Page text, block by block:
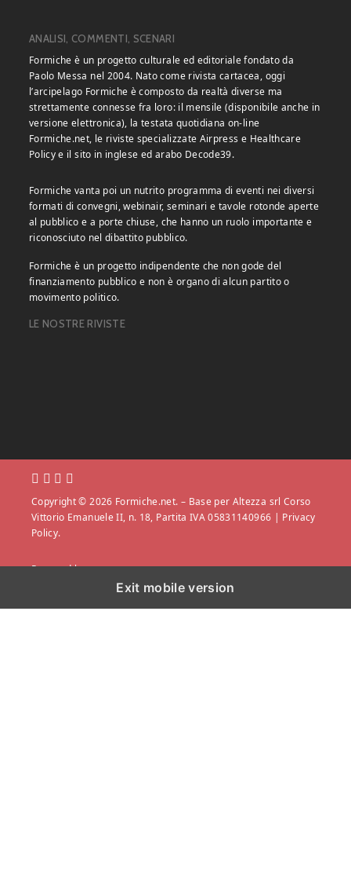
ANALISI, COMMENTI, SCENARI
Formiche è un progetto culturale ed editoriale fondato da
Paolo Messa nel 2004. Nato come rivista cartacea, oggi
l’arcipelago Formiche è composto da realtà diverse ma
strettamente connesse fra loro: il mensile (disponibile anche in
versione elettronica), la testata quotidiana on-line
Formiche.net, le riviste specializzate Airpress e Healthcare
Policy e il sito in inglese ed arabo Decode39.
Formiche vanta poi un nutrito programma di eventi nei diversi
formati di convegni, webinair, seminari e tavole rotonde aperte
al pubblico e a porte chiuse, che hanno un ruolo importante e
riconosciuto nel dibattito pubblico.
Formiche è un progetto indipendente che non gode del
finanziamento pubblico e non è organo di alcun partito o
movimento politico.
LE NOSTRE RIVISTE
Copyright © 2026 Formiche.net. – Base per Altezza srl Corso
Vittorio Emanuele II, n. 18, Partita IVA 05831140966 | Privacy
Policy.
Powered by
Exit mobile version